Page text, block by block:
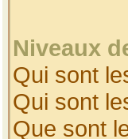
Niveaux
Qui sont
Qui sont
Que sont